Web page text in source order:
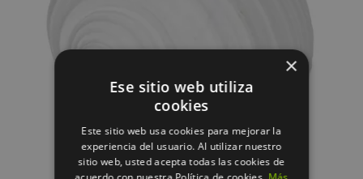
×
Ese sitio web utiliza
cookies
Este sitio web usa cookies para mejorar la
experiencia del usuario. Al utilizar nuestro
sitio web, usted acepta todas las cookies de